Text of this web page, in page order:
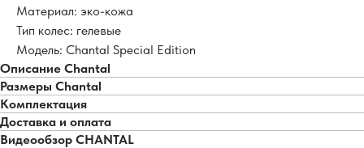
Материал: эко-кожа
Тип колес: гелевые
Модель: Chantal Special Edition
Описание Chantal
Размеры Chantal
Комплектация
Доставка и оплата
Видеообзор CHANTAL